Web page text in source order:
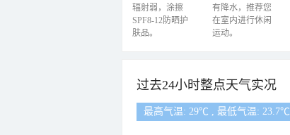
辐射弱，涂擦
SPF8-12防晒护
肤品。
有降水，推荐您
在室内进行休闲
运动。
过去24小时整点天气实况
最高气温: 29℃ , 最低气温: 23.7℃